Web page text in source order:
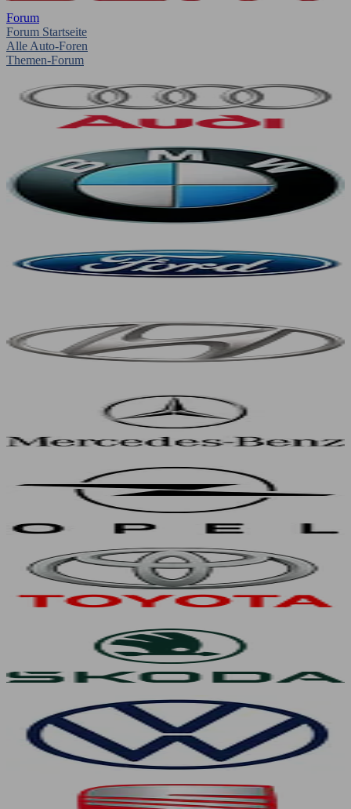
Forum
Forum Startseite
Alle Auto-Foren
Themen-Forum